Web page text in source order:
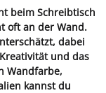
beim Schreibtisch
oft an der Wand.
dabei
und das
Wandfarbe,
kannst du